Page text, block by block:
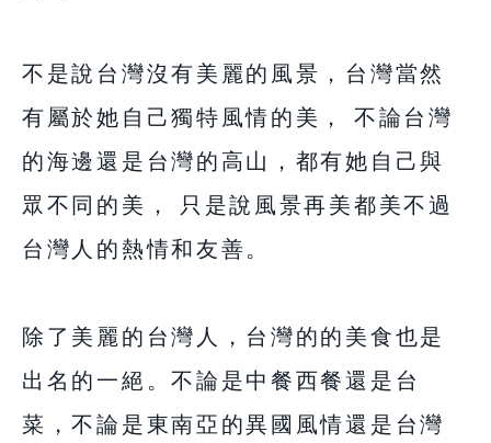
不是說台灣沒有美麗的風景，台灣當然
有屬於她自己獨特風情的美， 不論台灣
的海邊還是台灣的高山，都有她自己與
眾不同的美， 只是說風景再美都美不過
台灣人的熱情和友善。
除了美麗的台灣人，台灣的的美食也是
出名的一絕。不論是中餐西餐還是台
菜，不論是東南亞的異國風情還是台灣